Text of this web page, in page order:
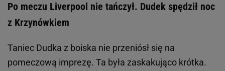
Po meczu Liverpool nie tańczył. Dudek spędził noc
z Krzynówkiem
Taniec Dudka z boiska nie przeniósł się na
pomeczową imprezę. Ta była zaskakująco krótka.